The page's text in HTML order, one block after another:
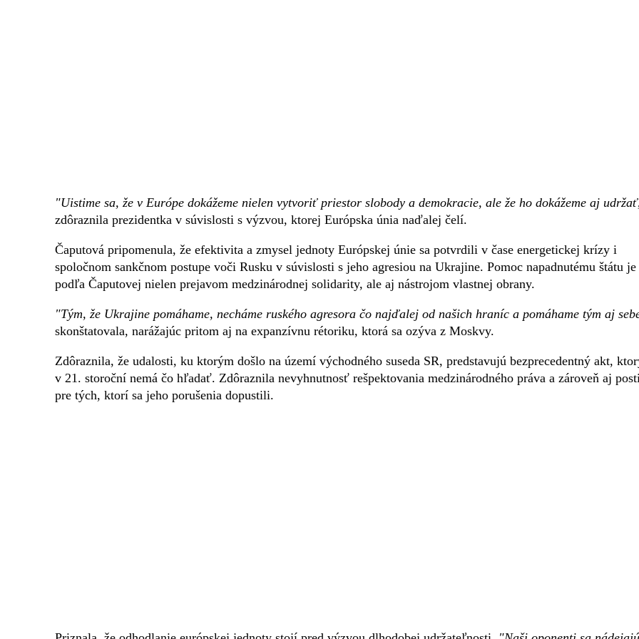
"Uistime sa, že v Európe dokážeme nielen vytvoriť priestor slobody a demokracie, ale že ho dokážeme aj
zdôraznila prezidentka v súvislosti s výzvou, ktorej Európska únia naďalej čelí.
Čaputová pripomenula, že efektivita a zmysel jednoty Európskej únie sa potvrdili v čase energetickej krízy i
spoločnom sankčnom postupe voči Rusku v súvislosti s jeho agresiou na Ukrajine. Pomoc napadnutému štátu je
podľa Čaputovej nielen prejavom medzinárodnej solidarity, ale aj nástrojom vlastnej obrany.
"Tým, že Ukrajine pomáhame, necháme ruského agresora čo najďalej od našich hraníc a pomáhame tým aj
skonštatovala, narážajúc pritom aj na expanzívnu rétoriku, ktorá sa ozýva z Moskvy.
Zdôraznila, že udalosti, ku ktorým došlo na území východného suseda SR, predstavujú bezprecedentný akt,
v 21. storoční nemá čo hľadať. Zdôraznila nevyhnutnosť rešpektovania medzinárodného práva a zároveň aj
pre tých, ktorí sa jeho porušenia dopustili.